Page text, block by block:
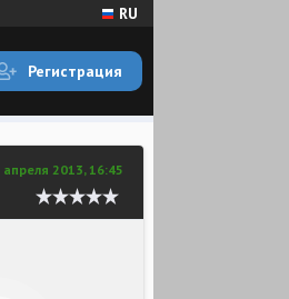
RU
Регистрация
апреля 2013, 16:45